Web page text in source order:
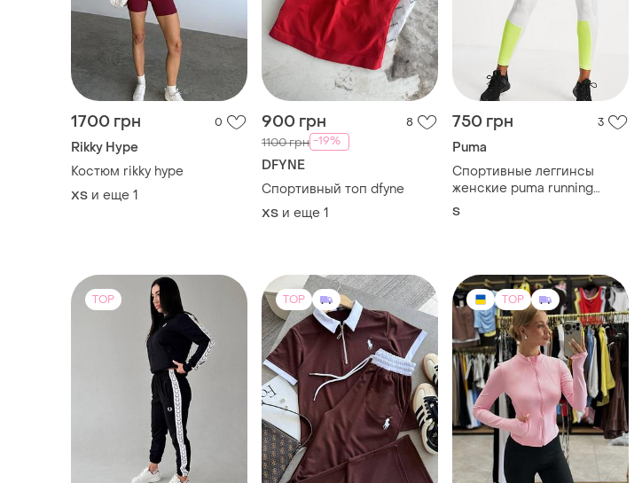
1700 грн 0
Rikky Hype
Костюм rikky hype
ХS и еще 1
900 грн 8
1100 грн -19%
DFYNE
Спортивный топ dfyne
ХS и еще 1
750 грн 3
Puma
Спортивные леггинсы
женские puma running
лосины s
S
TOP TOP TOP